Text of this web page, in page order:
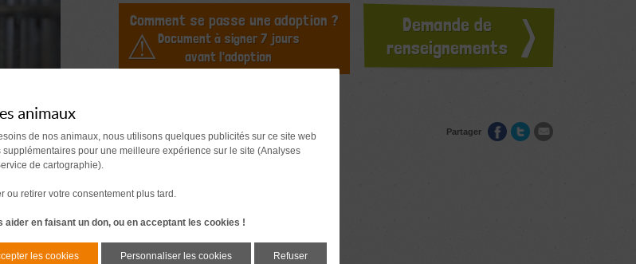
Comment se passe une adoption ?
Document à signer 7 jours
avant l'adoption
Demande de
renseignements
Partager
animaux
de nos animaux, nous utilisons quelques publicités sur ce site web
pour une meilleure expérience sur le site (Analyses
de cartographie).
ou retirer votre consentement plus tard.
aider en faisant un don, ou en acceptant les cookies !
les cookies Personnaliser les cookies Refuser